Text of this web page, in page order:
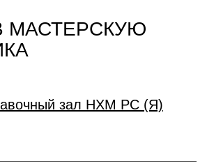
МАСТЕРСКУЮ
зал НХМ РС (Я)